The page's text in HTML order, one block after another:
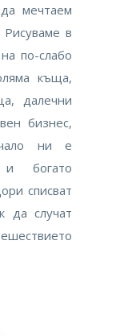
мечтаем
в
по-слабо
къща,
далечни
бизнес,
ни е
богато
списват
да случат